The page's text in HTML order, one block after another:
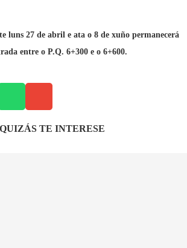
luns 27 de abril e ata o 8 de xuño permanecerá
entre o P.Q. 6+300 e o 6+600.
QUIZÁS TE INTERESE